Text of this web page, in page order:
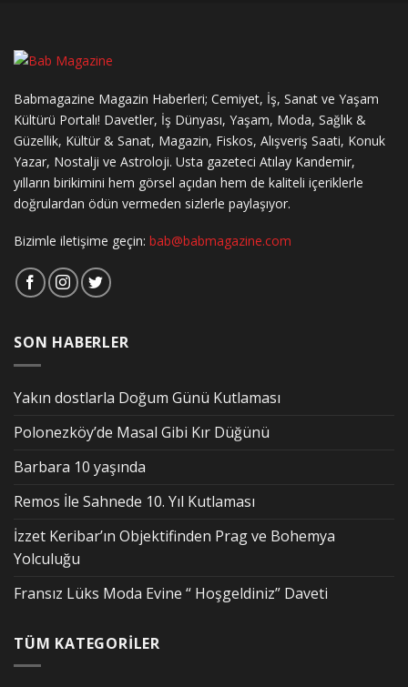
Babmagazine Magazin Haberleri; Cemiyet, İş, Sanat ve Yaşam
Kültürü Portalı! Davetler, İş Dünyası, Yaşam, Moda, Sağlık &
Güzellik, Kültür & Sanat, Magazin, Fiskos, Alışveriş Saati, Konuk
Yazar, Nostalji ve Astroloji. Usta gazeteci Atılay Kandemir,
yılların birikimini hem görsel açıdan hem de kaliteli içeriklerle
doğrulardan ödün vermeden sizlerle paylaşıyor.
Bizimle iletişime geçin: bab@babmagazine.com
SON HABERLER
Yakın dostlarla Doğum Günü Kutlaması
Polonezköy’de Masal Gibi Kır Düğünü
Barbara 10 yaşında
Remos İle Sahnede 10. Yıl Kutlaması
İzzet Keribar’ın Objektifinden Prag ve Bohemya
Yolculuğu
Fransız Lüks Moda Evine “ Hoşgeldiniz” Daveti
TÜM KATEGORİLER